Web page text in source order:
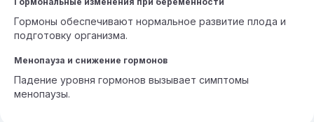
Гормоны обеспечивают нормальное развитие плода и
подготовку организма.
Менопауза и снижение гормонов
Падение уровня гормонов вызывает симптомы
менопаузы.